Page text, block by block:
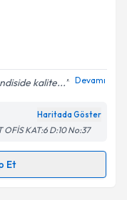
takvimi talebi
almanız için bir
bilgilendireceğiz.
ilişkinAydınlatma
belirtilen
kalite... Devamı
Haritada Göster
KAT:6 D:10 No:37
Et